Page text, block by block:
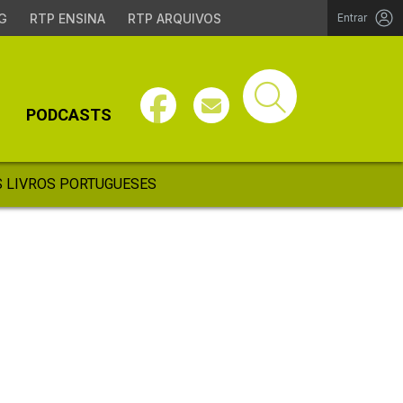
RTP ENSINA RTP ARQUIVOS Entrar
PODCASTS
LIVROS PORTUGUESES